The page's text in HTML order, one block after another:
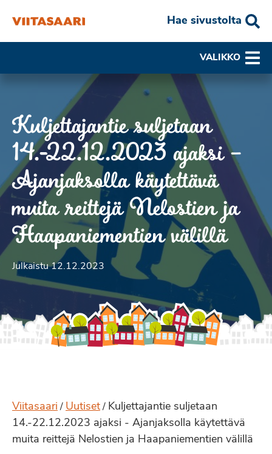
Hae sivustolta
VALIKKO
Kuljettajantie suljetaan
14.-22.12.2023 ajaksi –
Ajanjaksolla käytettävä
muita reittejä Nelostien ja
Haapaniementien välillä
Julkaistu 12.12.2023
Viitasaari / Uutiset / Kuljettajantie suljetaan
14.-22.12.2023 ajaksi - Ajanjaksolla käytettävä
muita reittejä Nelostien ja Haapaniementien välillä